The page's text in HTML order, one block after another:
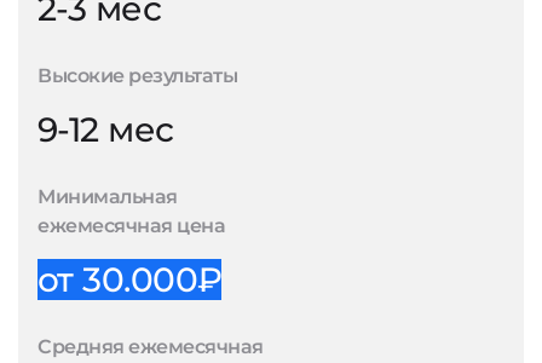
2-3 мес
Высокие результаты
9-12 мес
Минимальная
ежемесячная цена
от 30.000₽
Средняя ежемесячная